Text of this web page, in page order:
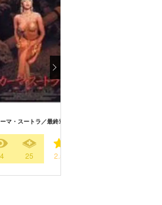
マ・スートラ／最終章
25 2.5